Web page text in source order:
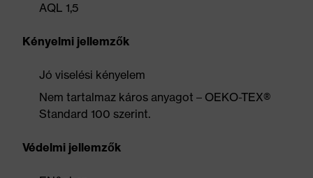
AQL 1,5
Kényelmi jellemzők
Jó viselési kényelem
Nem tartalmaz káros anyagot – OEKO-TEX®
Standard 100 szerint.
Védelmi jellemzők